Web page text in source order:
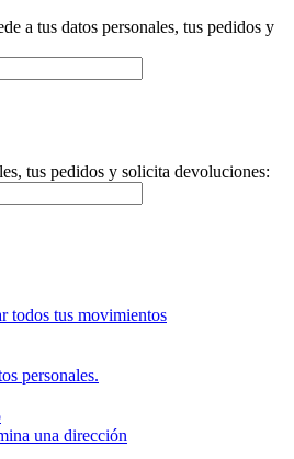
a tus datos personales, tus pedidos y
tus pedidos y solicita devoluciones:
todos tus movimientos
personales.
una dirección